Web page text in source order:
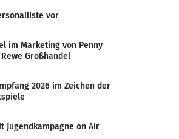
vor
im Marketing von Penny
Großhandel
2026 im Zeichen der
Jugendkampagne on Air